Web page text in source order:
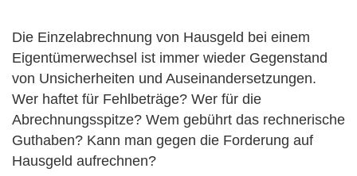
Die Einzelabrechnung von Hausgeld bei einem
Eigentümerwechsel ist immer wieder Gegenstand
von Unsicherheiten und Auseinandersetzungen.
Wer haftet für Fehlbeträge? Wer für die
Abrechnungsspitze? Wem gebührt das rechnerische
Guthaben? Kann man gegen die Forderung auf
Hausgeld aufrechnen?